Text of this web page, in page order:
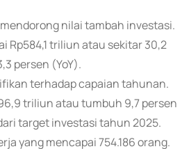
nilai tambah investasi.
Rp584,1 triliun atau sekitar 30,2
persen (YoY).
terhadap capaian tahunan.
triliun atau tumbuh 9,7 persen
target investasi tahun 2025.
yang mencapai 754.186 orang.